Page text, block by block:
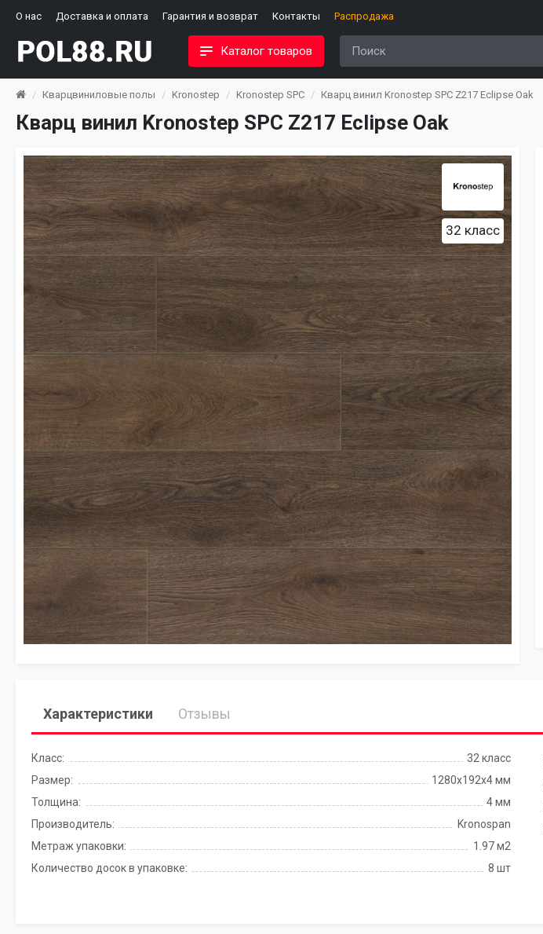
О нас Доставка и оплата Гарантия и возврат Контакты Распродажа
Каталог товаров
Кварцвиниловые полы Kronostep Kronostep SPC Кварц винил Kronostep SPC Z217 Eclipse Oak
Кварц винил Kronostep SPC Z217 Eclipse Oak
32 класс
Характеристики Отзывы
Класс:
32 класс
Размер:
1280х192х4 мм
Толщина:
4 мм
Производитель:
Kronospan
Метраж упаковки:
1.97 м2
Количество досок в упаковке:
8 шт